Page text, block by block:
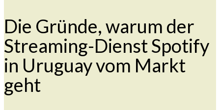
Die Gründe, warum der
Streaming-Dienst Spotify
in Uruguay vom Markt
geht